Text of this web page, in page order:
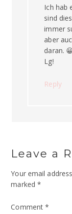
Ich hab
sind
immer
aber
daran.
Lg!
Reply
Leave a
Your email
marked*
Comment*